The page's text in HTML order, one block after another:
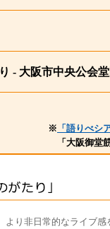
- 大阪市中央公会堂
※ 「語りべシ
「大阪御堂
より非日常的なライブ